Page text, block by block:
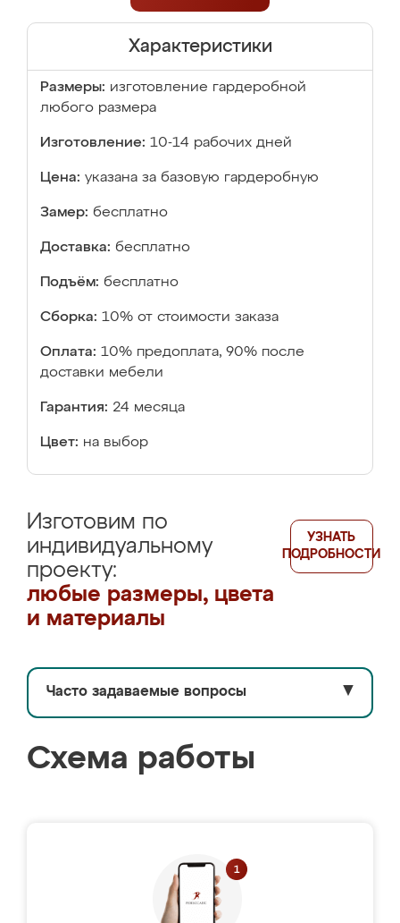
Характеристики
Размеры: изготовление гардеробной
любого размера
Изготовление: 10-14 рабочих дней
Цена: указана за базовую гардеробную
Замер: бесплатно
Доставка: бесплатно
Подъём: бесплатно
Сборка: 10% от стоимости заказа
Оплата: 10% предоплата, 90% после
доставки мебели
Гарантия: 24 месяца
Цвет: на выбор
Изготовим по
индивидуальному
проекту:
любые размеры, цвета
и материалы
УЗНАТЬ
ПОДРОБНОСТИ
Часто задаваемые вопросы ▼
Схема работы